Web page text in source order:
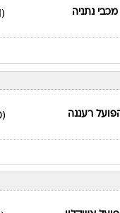
מכבי נתניה (1)
רעננה (0)